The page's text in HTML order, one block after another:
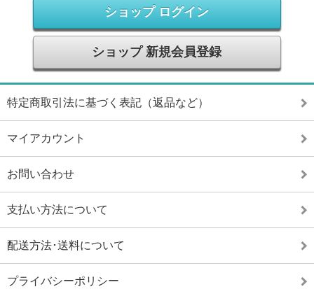
ショップ ログイン
ショップ 新規会員登録
特定商取引法に基づく表記（返品など）
マイアカウント
お問い合わせ
支払い方法について
配送方法･送料について
プライバシーポリシー